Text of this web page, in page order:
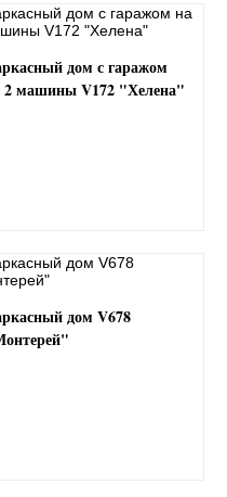
дом с гаражом
2 машины V172 "Хелена"
дом V678